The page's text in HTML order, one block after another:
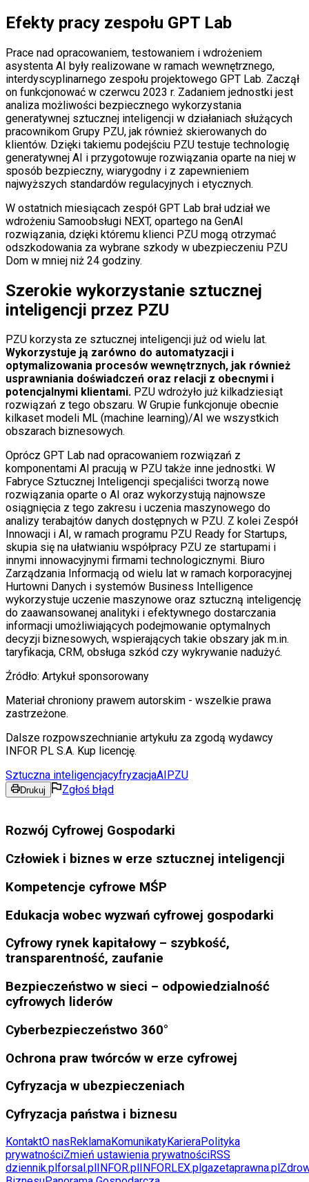
Efekty pracy zespołu GPT Lab
Prace nad opracowaniem, testowaniem i wdrożeniem
asystenta AI były realizowane w ramach wewnętrznego,
interdyscyplinarnego zespołu projektowego GPT Lab. Zaczął
on funkcjonować w czerwcu 2023 r. Zadaniem jednostki jest
analiza możliwości bezpiecznego wykorzystania
generatywnej sztucznej inteligencji w działaniach służących
pracownikom Grupy PZU, jak również skierowanych do
klientów. Dzięki takiemu podejściu PZU testuje technologię
generatywnej AI i przygotowuje rozwiązania oparte na niej w
sposób bezpieczny, wiarygodny i z zapewnieniem
najwyższych standardów regulacyjnych i etycznych.
W ostatnich miesiącach zespół GPT Lab brał udział we
wdrożeniu Samoobsługi NEXT, opartego na GenAI
rozwiązania, dzięki któremu klienci PZU mogą otrzymać
odszkodowania za wybrane szkody w ubezpieczeniu PZU
Dom w mniej niż 24 godziny.
Szerokie wykorzystanie sztucznej
inteligencji przez PZU
PZU korzysta ze sztucznej inteligencji już od wielu lat.
Wykorzystuje ją zarówno do automatyzacji i
optymalizowania procesów wewnętrznych, jak również
usprawniania doświadczeń oraz relacji z obecnymi i
potencjalnymi klientami. PZU wdrożyło już kilkadziesiąt
rozwiązań z tego obszaru. W Grupie funkcjonuje obecnie
kilkaset modeli ML (machine learning)/AI we wszystkich
obszarach biznesowych.
Oprócz GPT Lab nad opracowaniem rozwiązań z
komponentami AI pracują w PZU także inne jednostki. W
Fabryce Sztucznej Inteligencji specjaliści tworzą nowe
rozwiązania oparte o AI oraz wykorzystują najnowsze
osiągnięcia z tego zakresu i uczenia maszynowego do
analizy terabajtów danych dostępnych w PZU. Z kolei Zespół
Innowacji i AI, w ramach programu PZU Ready for Startups,
skupia się na ułatwianiu współpracy PZU ze startupami i
innymi innowacyjnymi firmami technologicznymi. Biuro
Zarządzania Informacją od wielu lat w ramach korporacyjnej
Hurtowni Danych i systemów Business Intelligence
wykorzystuje uczenie maszynowe oraz sztuczną inteligencję
do zaawansowanej analityki i efektywnego dostarczania
informacji umożliwiających podejmowanie optymalnych
decyzji biznesowych, wspierających takie obszary jak m.in.
taryfikacja, CRM, obsługa szkód czy wykrywanie nadużyć.
Źródło: Artykuł sponsorowany
Materiał chroniony prawem autorskim - wszelkie prawa
zastrzeżone.
Dalsze rozpowszechnianie artykułu za zgodą wydawcy
INFOR PL S.A. Kup licencję.
Sztuczna inteligencjacyfryzacjaAI PZU
Drukuj Zgłoś błąd
Rozwój Cyfrowej Gospodarki
Człowiek i biznes w erze sztucznej inteligencji
Kompetencje cyfrowe MŚP
Edukacja wobec wyzwań cyfrowej gospodarki
Cyfrowy rynek kapitałowy – szybkość,
transparentność, zaufanie
Bezpieczeństwo w sieci – odpowiedzialność
cyfrowych liderów
Cyberbezpieczeństwo 360°
Ochrona praw twórców w erze cyfrowej
Cyfryzacja w ubezpieczeniach
Cyfryzacja państwa i biznesu
KontaktO nasReklamaKomunikatyKarieraPolityka
prywatnościZmień ustawienia prywatnościRSS
dziennik.plforsal.plINFOR.plINFORLEX.plgazetaprawna.pl